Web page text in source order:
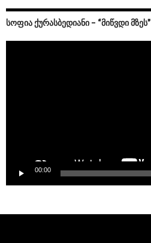
ᲡᲝᲤᲘᲐ ᲥᲣᲠᲐᲡᲑᲔᲓᲘᲐᲜᲘ – “ᲛᲘᲬᲕᲓᲘ ᲛᲖᲔᲡ”
00:00